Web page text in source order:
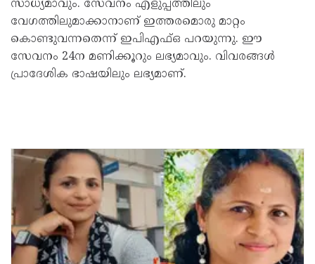
സാധ്യമാവും. സേവനം എളുപ്പത്തിലും
വേഗത്തിലുമാക്കാനാണ് ഇത്തരമൊരു മാറ്റം
കൊണ്ടുവന്നതെന്ന് ഇപിഎഫ്ഒ പറയുന്നു. ഈ
സേവനം 24ന മണിക്കൂറും ലഭ്യമാവും. വിവരങ്ങൾ
പ്രാദേശിക ഭാഷയിലും ലഭ്യമാണ്.